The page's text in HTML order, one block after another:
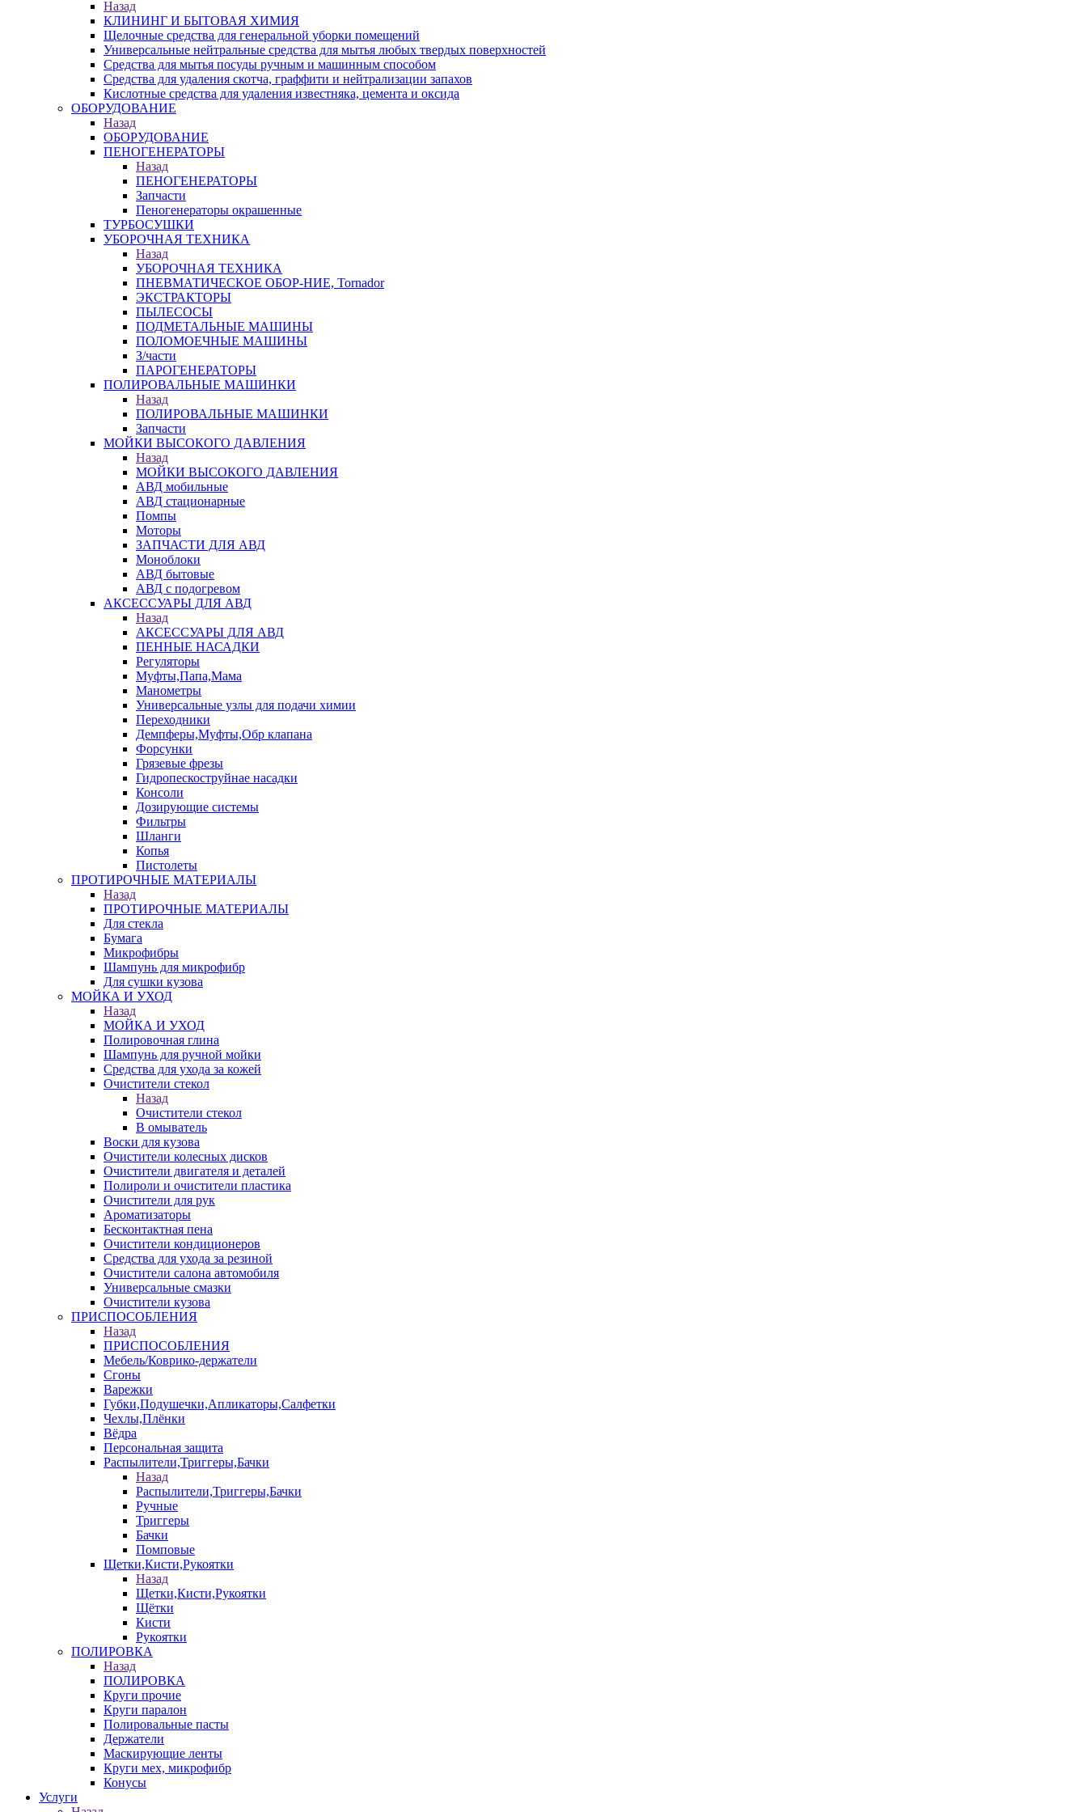
Назад
КЛИНИНГ И БЫТОВАЯ ХИМИЯ
Щелочные средства для генеральной уборки помещений
Универсальные нейтральные средства для мытья любых твердых поверхностей
Средства для мытья посуды ручным и машинным способом
Средства для удаления скотча, граффити и нейтрализации запахов
Кислотные средства для удаления известняка, цемента и оксида
ОБОРУДОВАНИЕ
Назад
ОБОРУДОВАНИЕ
ПЕНОГЕНЕРАТОРЫ
Назад
ПЕНОГЕНЕРАТОРЫ
Запчасти
Пеногенераторы окрашенные
ТУРБОСУШКИ
УБОРОЧНАЯ ТЕХНИКА
Назад
УБОРОЧНАЯ ТЕХНИКА
ПНЕВМАТИЧЕСКОЕ ОБОР-НИЕ, Tornador
ЭКСТРАКТОРЫ
ПЫЛЕСОСЫ
ПОДМЕТАЛЬНЫЕ МАШИНЫ
ПОЛОМОЕЧНЫЕ МАШИНЫ
З/части
ПАРОГЕНЕРАТОРЫ
ПОЛИРОВАЛЬНЫЕ МАШИНКИ
Назад
ПОЛИРОВАЛЬНЫЕ МАШИНКИ
Запчасти
МОЙКИ ВЫСОКОГО ДАВЛЕНИЯ
Назад
МОЙКИ ВЫСОКОГО ДАВЛЕНИЯ
АВД мобильные
АВД стационарные
Помпы
Моторы
ЗАПЧАСТИ ДЛЯ АВД
Моноблоки
АВД бытовые
АВД с подогревом
АКСЕССУАРЫ ДЛЯ АВД
Назад
АКСЕССУАРЫ ДЛЯ АВД
ПЕННЫЕ НАСАДКИ
Регуляторы
Муфты,Папа,Мама
Манометры
Универсальные узлы для подачи химии
Переходники
Демпферы,Муфты,Обр клапана
Форсунки
Грязевые фрезы
Гидропескоструйнае насадки
Консоли
Дозирующие системы
Фильтры
Шланги
Копья
Пистолеты
ПРОТИРОЧНЫЕ МАТЕРИАЛЫ
Назад
ПРОТИРОЧНЫЕ МАТЕРИАЛЫ
Для стекла
Бумага
Микрофибры
Шампунь для микрофибр
Для сушки кузова
МОЙКА И УХОД
Назад
МОЙКА И УХОД
Полировочная глина
Шампунь для ручной мойки
Средства для ухода за кожей
Очистители стекол
Назад
Очистители стекол
В омыватель
Воски для кузова
Очистители колесных дисков
Очистители двигателя и деталей
Полироли и очистители пластика
Очистители для рук
Ароматизаторы
Бесконтактная пена
Очистители кондиционеров
Средства для ухода за резиной
Очистители салона автомобиля
Универсальные смазки
Очистители кузова
ПРИСПОСОБЛЕНИЯ
Назад
ПРИСПОСОБЛЕНИЯ
Мебель/Коврико-держатели
Сгоны
Варежки
Губки,Подушечки,Апликаторы,Салфетки
Чехлы,Плёнки
Вёдра
Персональная защита
Распылители,Триггеры,Бачки
Назад
Распылители,Триггеры,Бачки
Ручные
Триггеры
Бачки
Помповые
Щетки,Кисти,Рукоятки
Назад
Щетки,Кисти,Рукоятки
Щётки
Кисти
Рукоятки
ПОЛИРОВКА
Назад
ПОЛИРОВКА
Круги прочие
Круги паралон
Полировальные пасты
Держатели
Маскирующие ленты
Круги мех, микрофибр
Конусы
Услуги